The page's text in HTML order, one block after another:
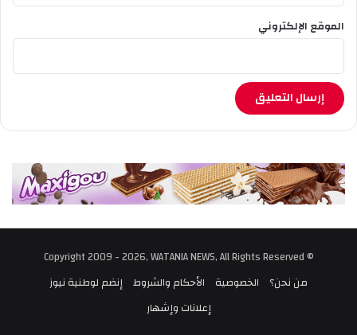
الموقع الإلكتروني
© Copyright 2009 - 2026, WATANIA NEWS, All Rights Reserved
من نحن؟
الخصوصية الأحكام والشروط إنضم لوطنية نيوز
إعلانات وإشهار